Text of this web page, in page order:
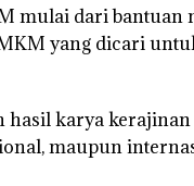
mulai dari bantuan
yang dicari
hasil karya kerajinan
maupun